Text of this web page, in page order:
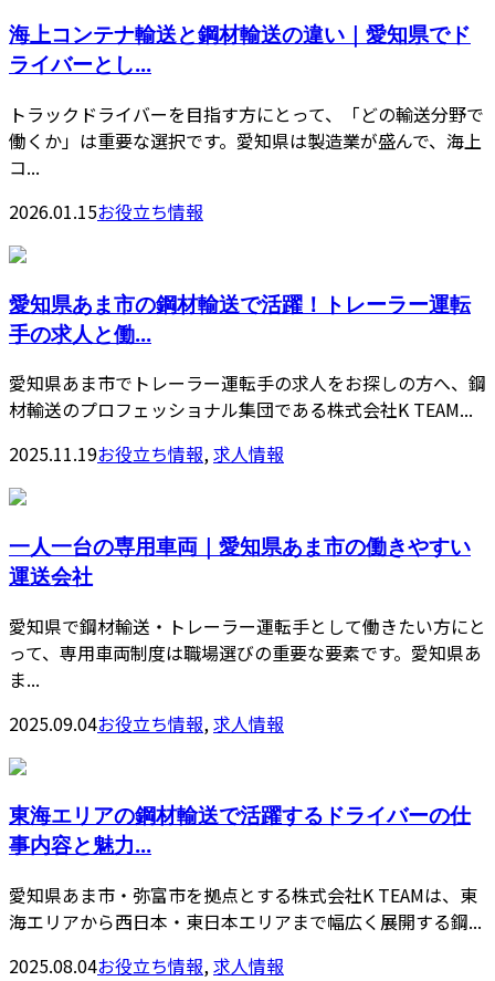
海上コンテナ輸送と鋼材輸送の違い｜愛知県でド
ライバーとし...
トラックドライバーを目指す方にとって、「どの輸送分野で
働くか」は重要な選択です。愛知県は製造業が盛んで、海上
コ...
2026.01.15お役立ち情報
愛知県あま市の鋼材輸送で活躍！トレーラー運転
手の求人と働...
愛知県あま市でトレーラー運転手の求人をお探しの方へ、鋼
材輸送のプロフェッショナル集団である株式会社K TEAM...
2025.11.19お役立ち情報,求人情報
一人一台の専用車両｜愛知県あま市の働きやすい
運送会社
愛知県で鋼材輸送・トレーラー運転手として働きたい方にと
って、専用車両制度は職場選びの重要な要素です。愛知県あ
ま...
2025.09.04お役立ち情報, 求人情報
東海エリアの鋼材輸送で活躍するドライバーの仕
事内容と魅力...
愛知県あま市・弥富市を拠点とする株式会社K TEAMは、東
海エリアから西日本・東日本エリアまで幅広く展開する鋼...
2025.08.04お役立ち情報,求人情報